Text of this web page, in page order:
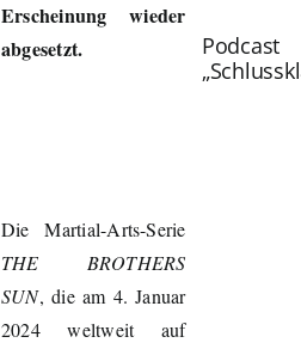
Erscheinung wieder
abgesetzt.
Die Martial-Arts-Serie
THE BROTHERS
SUN, die am 4. Januar
2024 weltweit auf
Podcast